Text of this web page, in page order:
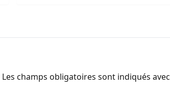
Les champs obligatoires sont indiqués avec